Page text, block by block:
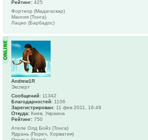
Рейтинг: 425
Фортиор (Мадагаскар)
Мангия (Тонга)
Лацио (Барбадос)
Andrew1R
Эксперт
Сообщений: 11342
Благодарностей: 1106
Зарегистрирован: 11 фев 2011, 16:49
Откуда: Киев, Украина
Рейтинг: 750
Ателе Олд Бойз (Тонга)
Ядрань (Пореч, Хорватия)